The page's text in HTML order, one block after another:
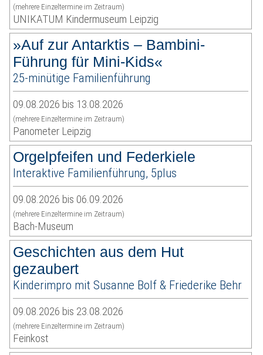
(mehrere Einzeltermine im Zeitraum)
UNIKATUM Kindermuseum Leipzig
»Auf zur Antarktis – Bambini-
Führung für Mini-Kids«
25-minütige Familienführung
09.08.2026 bis 13.08.2026
(mehrere Einzeltermine im Zeitraum)
Panometer Leipzig
Orgelpfeifen und Federkiele
Interaktive Familienführung, 5plus
09.08.2026 bis 06.09.2026
(mehrere Einzeltermine im Zeitraum)
Bach-Museum
Geschichten aus dem Hut
gezaubert
Kinderimpro mit Susanne Bolf & Friederike Behr
09.08.2026 bis 23.08.2026
(mehrere Einzeltermine im Zeitraum)
Feinkost